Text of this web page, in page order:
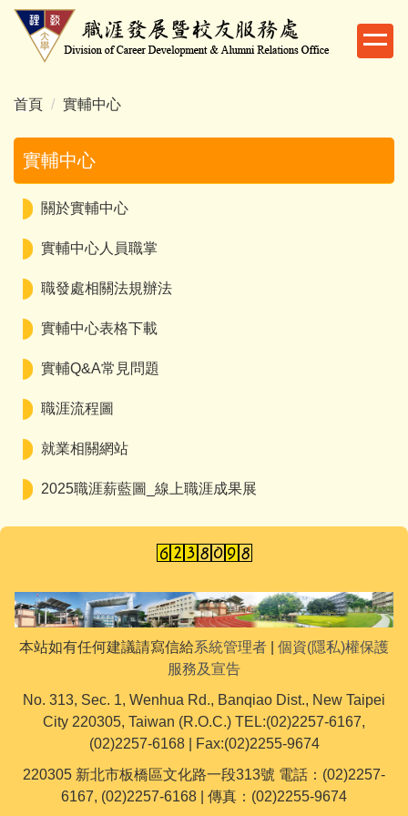
跳
內
區
首頁 實輔中心
實輔中心
關於實輔中心
實輔中心人員職掌
職發處相關法規辦法
實輔中心表格下載
實輔Q&A常見問題
職涯流程圖
就業相關網站
2025職涯薪藍圖_線上職涯成果展
本站如有任何建議請寫信給系統管理者
個資(隱私)權保護
服務及宣告
No. 313, Sec. 1, Wenhua Rd., Banqiao Dist., New Taipei
City 220305, Taiwan (R.O.C.) TEL:(02)2257-6167,
(02)2257-6168 | Fax:(02)2255-9674
220305 新北市板橋區文化路一段313號 電話：(02)2257-
6167, (02)2257-6168 | 傳真：(02)2255-9674